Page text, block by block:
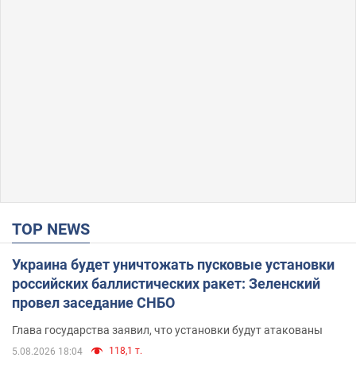
TOP NEWS
Украина будет уничтожать пусковые установки
российских баллистических ракет: Зеленский
провел заседание СНБО
Глава государства заявил, что установки будут атакованы
5.08.2026 18:04 118,1 т.